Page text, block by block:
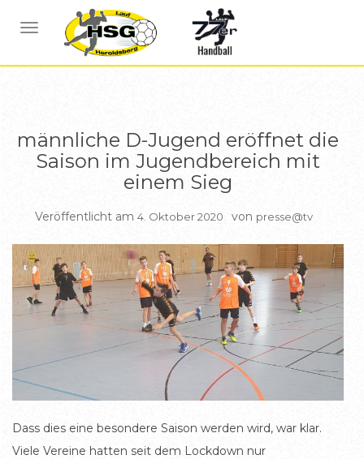
NAVIGATION UMSCHALTEN
BERICHTE BERICHTE D JUGEND
männliche D-Jugend eröffnet die
Saison im Jugendbereich mit
einem Sieg
Veröffentlicht am 4. Oktober 2020 von presse@tv
Dass dies eine besondere Saison werden wird, war klar.
Viele Vereine hatten seit dem Lockdown nur